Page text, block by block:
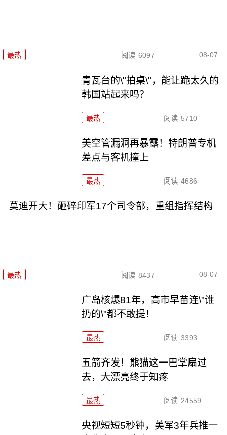
最热 阅读 6097 08-07
青瓦台的\"拍桌\"，能让跪太久的
韩国站起来吗？
最热 阅读 5710
美空管漏洞再暴露！特朗普专机
差点与客机撞上
最热 阅读 4686
莫迪开大！砸碎印军17个司令部，重组指挥结构
最热 阅读 8437 08-07
广岛核爆81年，高市早苗连\"谁
扔的\"都不敢提！
最热 阅读 3393
五箭齐发！熊猫这一巴掌扇过
去，大漂亮终于知疼
最热 阅读 24559
央视短短5秒钟，美军3年兵推一